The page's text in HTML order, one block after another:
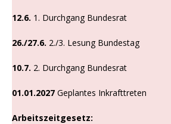
12.6. 1. Durchgang Bundesrat
26./27.6. 2./3. Lesung Bundestag
10.7. 2. Durchgang Bundesrat
01.01.2027 Geplantes Inkrafttreten
Arbeitszeitgesetz: